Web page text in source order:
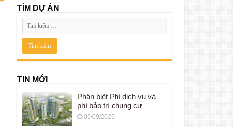
TÌM DỰ ÁN
TIN MỚI
Phân biệt Phí dịch vụ và
phí bảo trì chung cư
05/09/2025